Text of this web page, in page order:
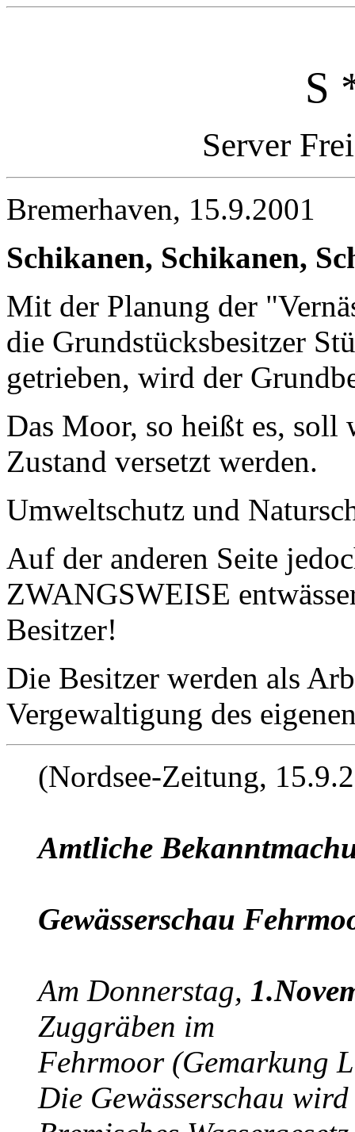
S
Server
Bremerhaven, 15.9.2001
Schikanen, Schikanen,
Mit der Planung der
die Grundstücksbesitzer
getrieben, wird der
Das Moor, so heißt es, soll
Zustand versetzt werden.
Umweltschutz und
Auf der anderen Seite
ZWANGSWEISE
Besitzer!
Die Besitzer werden als
Vergewaltigung des
(Nordsee-Zeitung,
Amtliche
Gewässerschau
Am Donnerstag,
Zuggräben im
Fehrmoor (Gemarkung
Die Gewässerschau